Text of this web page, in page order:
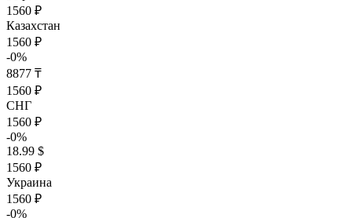
1560 ₽
Казахстан
1560 ₽
-0%
8877 ₸
1560 ₽
СНГ
1560 ₽
-0%
18.99 $
1560 ₽
Украина
1560 ₽
-0%